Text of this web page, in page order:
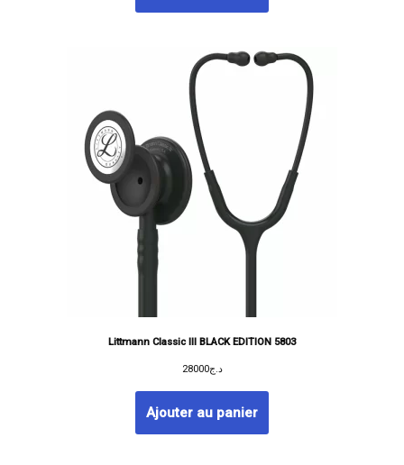
Littmann Classic III BLACK EDITION 5803
د.ج28000
Ajouter au panier